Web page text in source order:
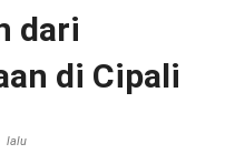
dari
di Cipali
lalu